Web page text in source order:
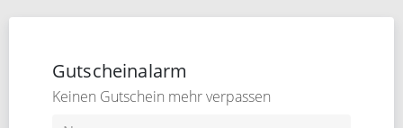
Gutscheinalarm
Keinen Gutschein mehr verpassen